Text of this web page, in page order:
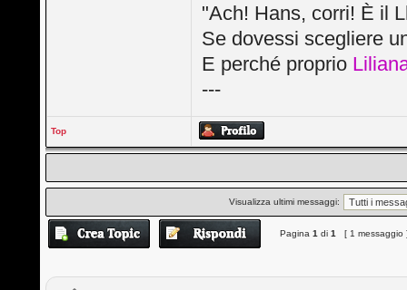
"Ach! Hans, corri! È il
Se dovessi scegliere
E perché proprio
---
Top
Visualizza ultimi messaggi:
Pagina1 di1 [ 1 messaggio